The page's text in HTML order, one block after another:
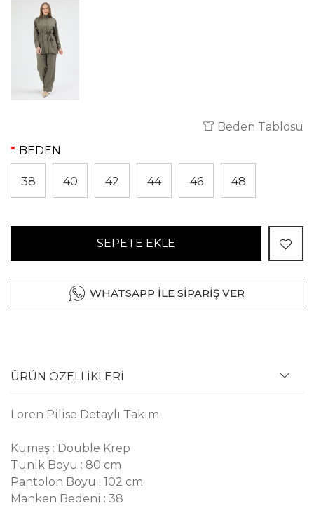
Beden Tablosu
BEDEN
38 40 42 44 46 48
SEPETE EKLE
WHATSAPP İLE SİPARİŞ VER
ÜRÜN ÖZELLİKLERİ
Loren Pilise Detaylı Takım
Kumaş : Double Krep
Tunik Boyu : 80 cm
Pantolon Boyu : 102 cm
Manken Bedeni : 38